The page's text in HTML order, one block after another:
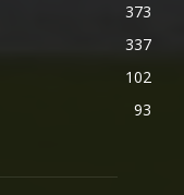
373
337
102
93